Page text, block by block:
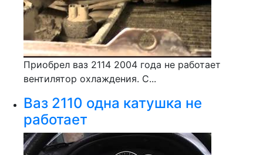
Приобрел ваз 2114 2004 года не работает
вентилятор охлаждения. С...
Ваз 2110 одна катушка не
работает